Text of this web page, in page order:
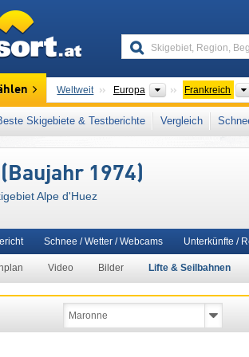
Weltweit Europa Kontinente
Frankreich
Dieses Skigebiet liegt auch in: Vallée de la
Französische Alpen ,
Skigebiete & Testberichte Vergleich
1974)
Alpe d'Huez
Video Bilder Lifte & Seilbahnen
Schnee / Wetter / Webcams Unterkünfte /